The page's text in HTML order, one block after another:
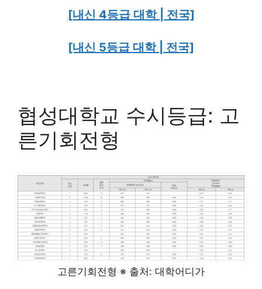
[내신 4등급 대학 | 전국]
[내신 5등급 대학 | 전국]
협성대학교 수시등급: 고
른기회전형
고른기회전형 ※ 출처: 대학어디가